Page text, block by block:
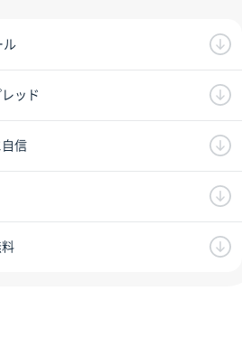
ル
ッド
信